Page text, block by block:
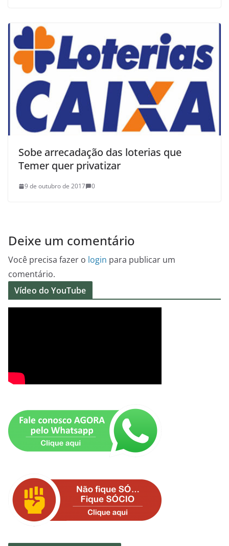
Sobe arrecadação das loterias que
Temer quer privatizar
9 de outubro de 2017 0
Deixe um comentário
Você precisa fazer o login para publicar um
comentário.
Vídeo do YouTube